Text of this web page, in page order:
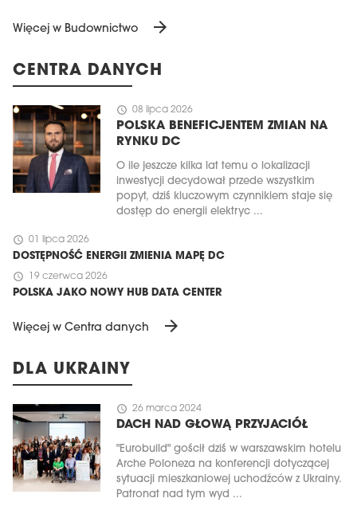
Więcej w Budownictwo arrow_forward
CENTRA DANYCH
schedule 08 lipca 2026
POLSKA BENEFICJENTEM ZMIAN NA
RYNKU DC
O ile jeszcze kilka lat temu o lokalizacji
inwestycji decydował przede wszystkim
popyt, dziś kluczowym czynnikiem staje się
dostęp do energii elektryc ...
schedule 01 lipca 2026
DOSTĘPNOŚĆ ENERGII ZMIENIA MAPĘ DC
schedule 19 czerwca 2026
POLSKA JAKO NOWY HUB DATA CENTER
Więcej w Centra danych arrow_forward
DLA UKRAINY
schedule 26 marca 2024
DACH NAD GŁOWĄ PRZYJACIÓŁ
"Eurobuild" gościł dziś w warszawskim hotelu
Arche Poloneza na konferencji dotyczącej
sytuacji mieszkaniowej uchodźców z Ukrainy.
Patronat nad tym wyd ...